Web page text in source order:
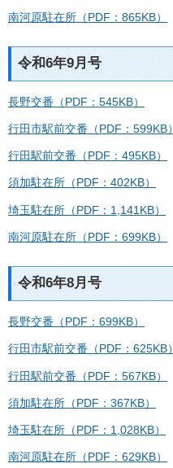
南河原駐在所（PDF：865KB）
令和6年9月号
長野交番（PDF：545KB）
行田市駅前交番（PDF：599KB）
行田駅前交番（PDF：495KB）
須加駐在所（PDF：402KB）
埼玉駐在所（PDF：1,141KB）
南河原駐在所（PDF：699KB）
令和6年8月号
長野交番（PDF：699KB）
行田市駅前交番（PDF：625KB）
行田駅前交番（PDF：567KB）
須加駐在所（PDF：367KB）
埼玉駐在所（PDF：1,028KB）
南河原駐在所（PDF：629KB）